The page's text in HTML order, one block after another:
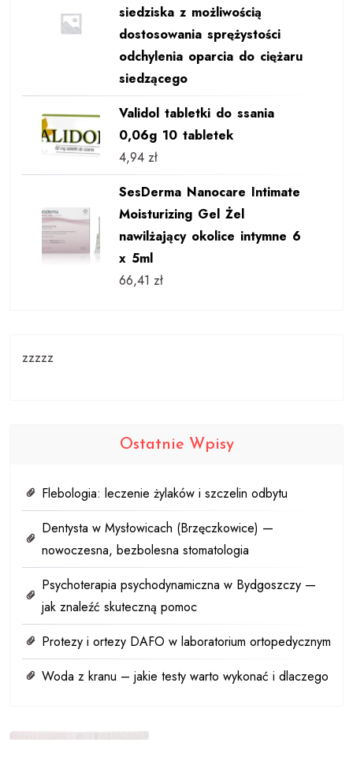
siedziska z możliwością
dostosowania sprężystości
odchylenia oparcia do ciężaru
siedzącego
Validol tabletki do ssania
0,06g 10 tabletek
4,94 zł
SesDerma Nanocare Intimate
Moisturizing Gel Żel
nawilżający okolice intymne 6
x 5ml
66,41 zł
zzzzz
Ostatnie Wpisy
Flebologia: leczenie żylaków i szczelin odbytu
Dentysta w Mysłowicach (Brzęczkowice) —
nowoczesna, bezbolesna stomatologia
Psychoterapia psychodynamiczna w Bydgoszczy —
jak znaleźć skuteczną pomoc
Protezy i ortezy DAFO w laboratorium ortopedycznym
Woda z kranu – jakie testy warto wykonać i dlaczego